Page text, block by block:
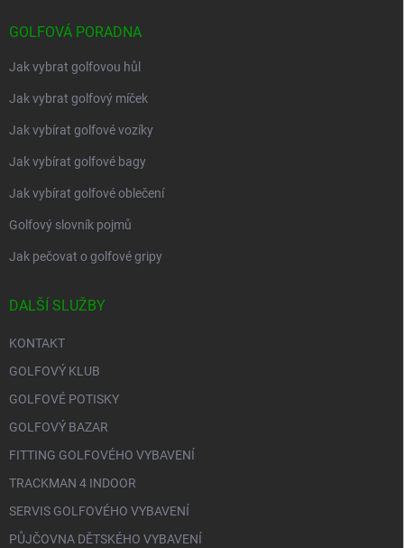
GOLFOVÁ PORADNA
Jak vybrat golfovou hůl
Jak vybrat golfový míček
Jak vybírat golfové vozíky
Jak vybírat golfové bagy
Jak vybírat golfové oblečení
Golfový slovník pojmů
Jak pečovat o golfové gripy
DALŠÍ SLUŽBY
KONTAKT
GOLFOVÝ KLUB
GOLFOVÉ POTISKY
GOLFOVÝ BAZAR
FITTING GOLFOVÉHO VYBAVENÍ
TRACKMAN 4 INDOOR
SERVIS GOLFOVÉHO VYBAVENÍ
PŮJČOVNA DĚTSKÉHO VYBAVENÍ